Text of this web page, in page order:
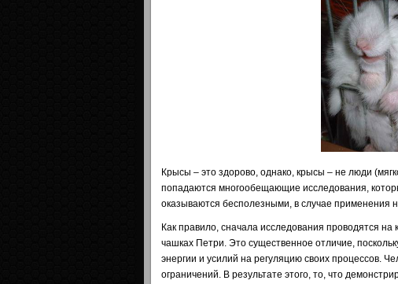
Крысы – это здорово, однако, крысы – не люди
попадаются многообещающие исследования,
оказываются бесполезными, в случае применения
Как правило, сначала исследования проводятся на
чашках Петри. Это существенное отличие,
энергии и усилий на регуляцию своих процессов.
ограничений. В результате этого, то, что